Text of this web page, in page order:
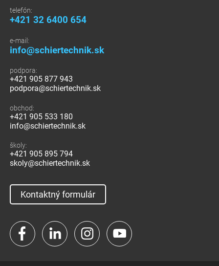
telefón:
+421 32 6400 654
e-mail:
info@schiertechnik.sk
podpora:
+421 905 877 943
podpora@schiertechnik.sk
obchod:
+421 905 533 180
info@schiertechnik.sk
školy:
+421 905 895 794
skoly@schiertechnik.sk
Kontaktný formulár
FacebookLinkedIn Instagram